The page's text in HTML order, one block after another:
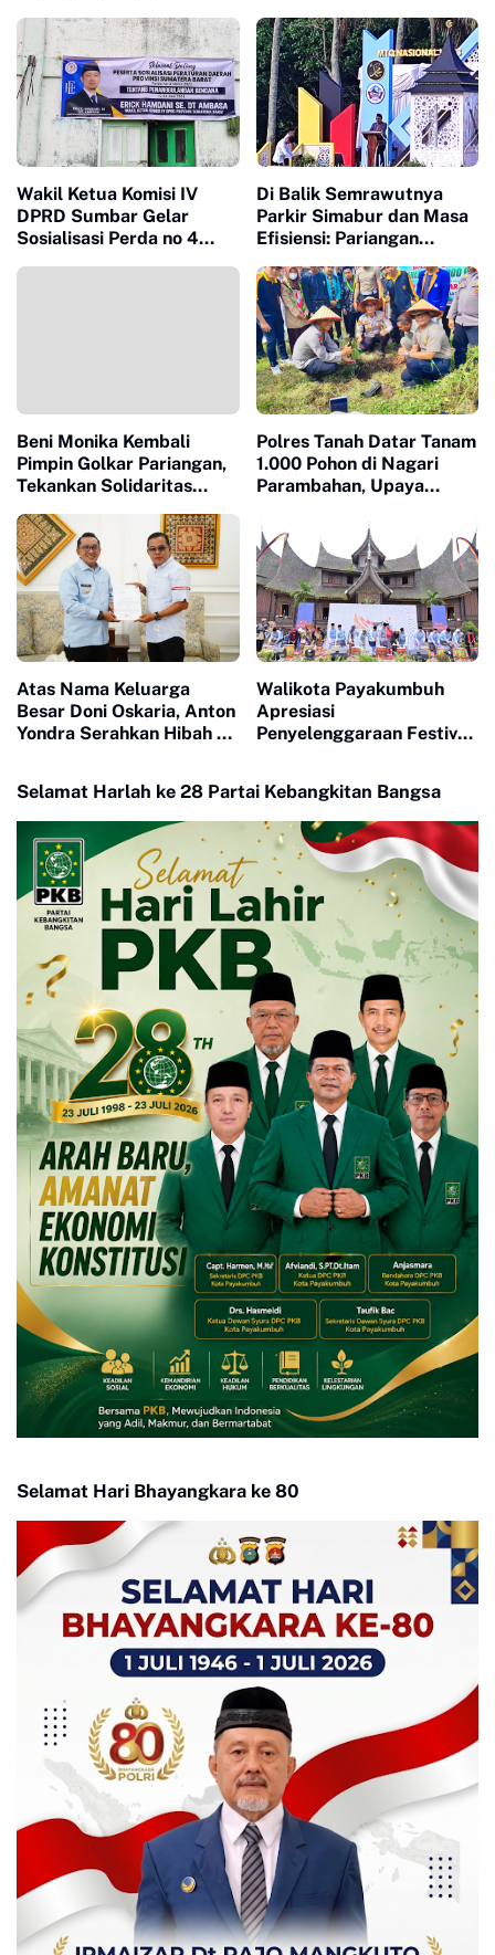
Wakil Ketua Komisi IV
DPRD Sumbar Gelar
Sosialisasi Perda no 4
Di Balik Semrawutnya
Parkir Simabur dan Masa
Efisiensi: Pariangan
Beni Monika Kembali
Pimpin Golkar Pariangan,
Tekankan Solidaritas
Kemenangan
Polres Tanah Datar Tanam
1.000 Pohon di Nagari
Parambahan, Upaya
Pelestarian Lingkungan
Atas Nama Keluarga
Besar Doni Oskaria, Anton
Yondra Serahkan Hibah 19
Walikota Payakumbuh
Apresiasi
Penyelenggaraan Festival
Selamat Harlah ke 28 Partai Kebangkitan Bangsa
Selamat Hari Bhayangkara ke 80